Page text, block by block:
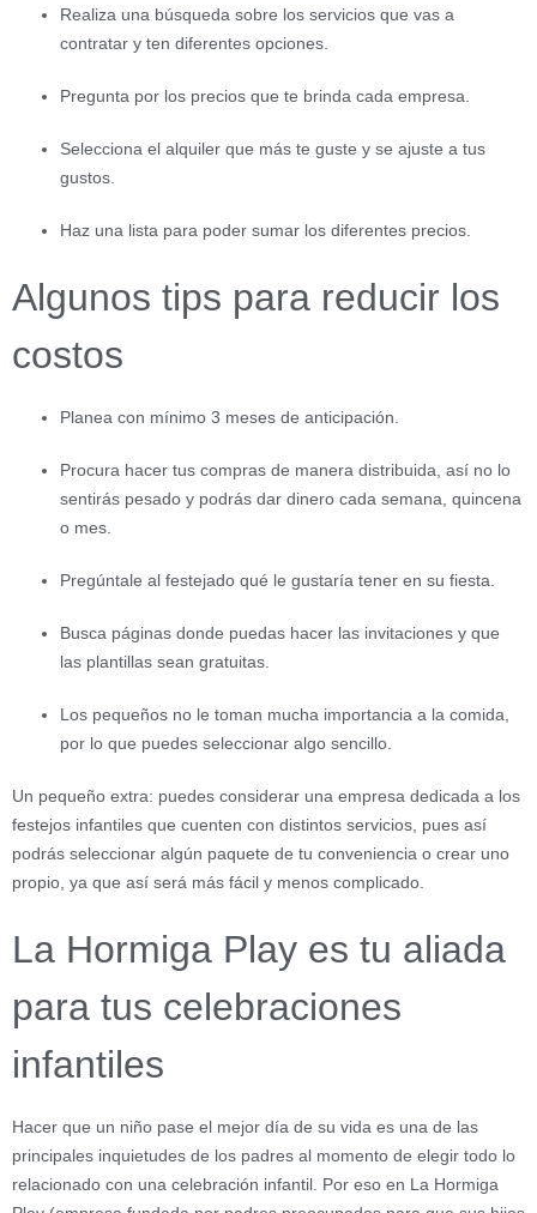
Realiza una búsqueda sobre los servicios que vas a
contratar y ten diferentes opciones.
Pregunta por los precios que te brinda cada empresa.
Selecciona el alquiler que más te guste y se ajuste a tus
gustos.
Haz una lista para poder sumar los diferentes precios.
Algunos tips para reducir los
costos
Planea con mínimo 3 meses de anticipación.
Procura hacer tus compras de manera distribuida, así no lo
sentirás pesado y podrás dar dinero cada semana, quincena
o mes.
Pregúntale al festejado qué le gustaría tener en su fiesta.
Busca páginas donde puedas hacer las invitaciones y que
las plantillas sean gratuitas.
Los pequeños no le toman mucha importancia a la comida,
por lo que puedes seleccionar algo sencillo.
Un pequeño extra: puedes considerar una empresa dedicada a los
festejos infantiles que cuenten con distintos servicios, pues así
podrás seleccionar algún paquete de tu conveniencia o crear uno
propio, ya que así será más fácil y menos complicado.
La Hormiga Play es tu aliada
para tus celebraciones
infantiles
Hacer que un niño pase el mejor día de su vida es una de las
principales inquietudes de los padres al momento de elegir todo lo
relacionado con una celebración infantil. Por eso en La Hormiga